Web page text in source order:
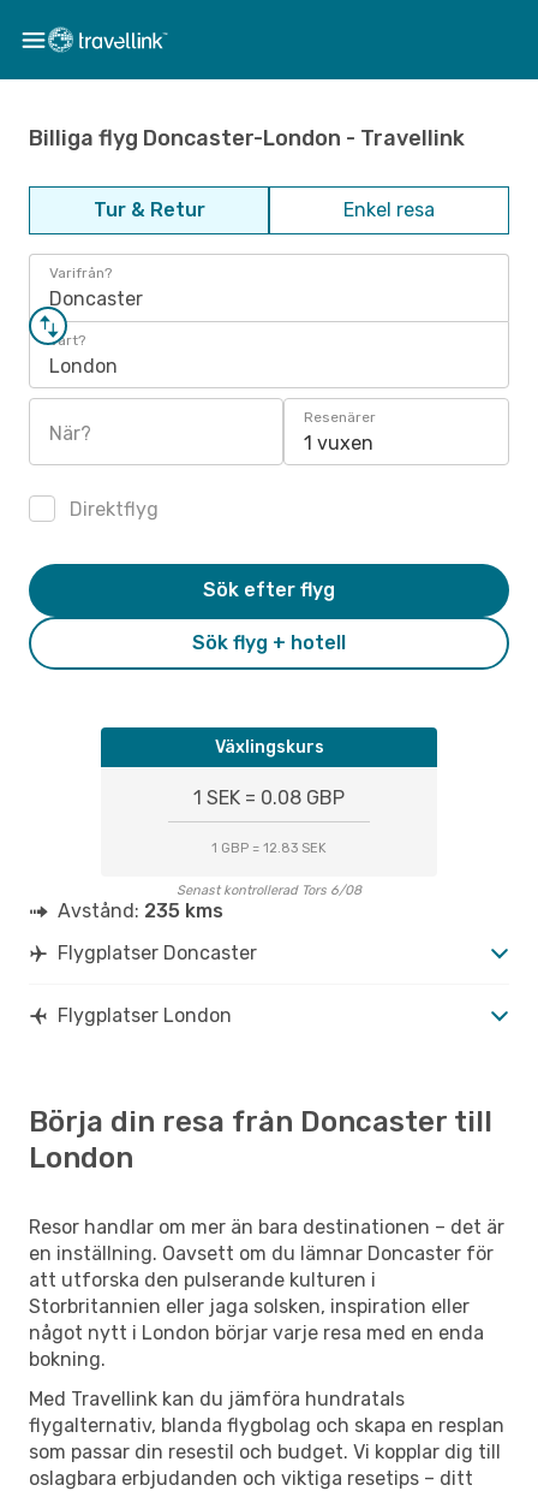
Billiga flyg Doncaster-London - Travellink
Tur & Retur Enkel resa
Varifrån?
Doncaster
Vart?
London
När?
Resenärer
1 vuxen
Direktflyg
Sök flyg + hotell
Sök efter flyg
Växlingskurs
1 SEK = 0.08 GBP
1 GBP = 12.83 SEK
Senast kontrollerad Tors 6/08
Avstånd: 235 kms
Flygplatser Doncaster
Flygplatser London
Börja din resa från Doncaster till
London
Resor handlar om mer än bara destinationen – det är
en inställning. Oavsett om du lämnar Doncaster för
att utforska den pulserande kulturen i
Storbritannien eller jaga solsken, inspiration eller
något nytt i London börjar varje resa med en enda
bokning.
Med Travellink kan du jämföra hundratals
flygalternativ, blanda flygbolag och skapa en resplan
som passar din resestil och budget. Vi kopplar dig till
oslagbara erbjudanden och viktiga resetips – ditt